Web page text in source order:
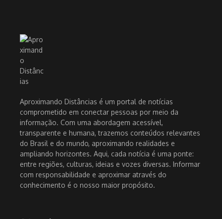
Aproximando Distâncias é um portal de notícias
comprometido em conectar pessoas por meio da
informação. Com uma abordagem acessível,
transparente e humana, trazemos conteúdos relevantes
do Brasil e do mundo, aproximando realidades e
ampliando horizontes. Aqui, cada notícia é uma ponte:
entre regiões, culturas, ideias e vozes diversas. Informar
com responsabilidade e aproximar através do
conhecimento é o nosso maior propósito.